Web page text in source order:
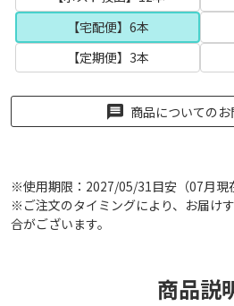
【宅配便】6本
【定期便】3本
商品についての
※使用期限：2027/05/31目安（07月現
※ご注文のタイミングにより、お届け
合がございます。
商品説